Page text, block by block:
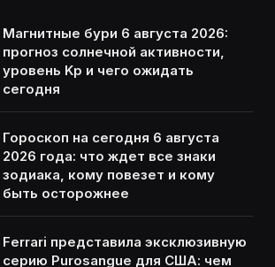
Магнитные бури 6 августа 2026:
прогноз солнечной активности,
уровень Kp и чего ожидать
сегодня
Гороскоп на сегодня 6 августа
2026 года: что ждет все знаки
зодиака, кому повезет и кому
быть осторожнее
Ferrari представила эксклюзивную
серию Purosangue для США: чем